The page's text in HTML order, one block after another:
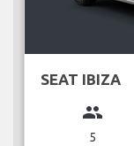
SEAT IBIZA
group
5